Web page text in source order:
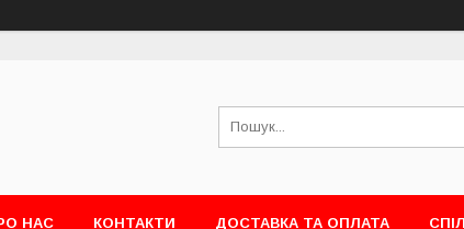
НАС КОНТАКТИ ДОСТАВКА ТА ОПЛАТА